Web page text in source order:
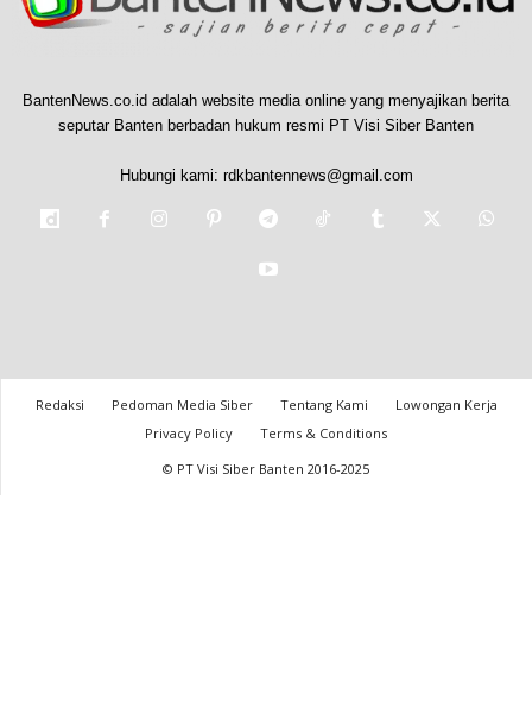
BantenNews.co.id adalah website media online yang menyajikan berita
seputar Banten berbadan hukum resmi PT Visi Siber Banten
Hubungi kami: rdkbantennews@gmail.com
Redaksi Pedoman Media Siber Tentang Kami
Lowongan Kerja
Privacy Policy
Terms & Conditions
© PT Visi Siber Banten 2016-2025